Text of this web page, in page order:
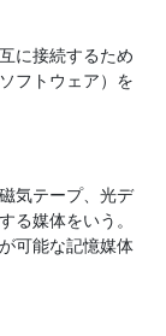
に接続するため
フトウェア）を
気テープ、光デ
る媒体をいう。
可能な記憶媒体